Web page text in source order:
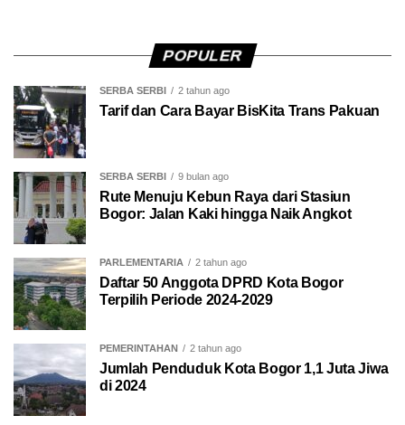
POPULER
SERBA SERBI 2 tahun ago
Tarif dan Cara Bayar BisKita Trans Pakuan
SERBA SERBI 9 bulan ago
Rute Menuju Kebun Raya dari Stasiun
Bogor: Jalan Kaki hingga Naik Angkot
PARLEMENTARIA 2 tahun ago
Daftar 50 Anggota DPRD Kota Bogor
Terpilih Periode 2024-2029
PEMERINTAHAN 2 tahun ago
Jumlah Penduduk Kota Bogor 1,1 Juta Jiwa
di 2024